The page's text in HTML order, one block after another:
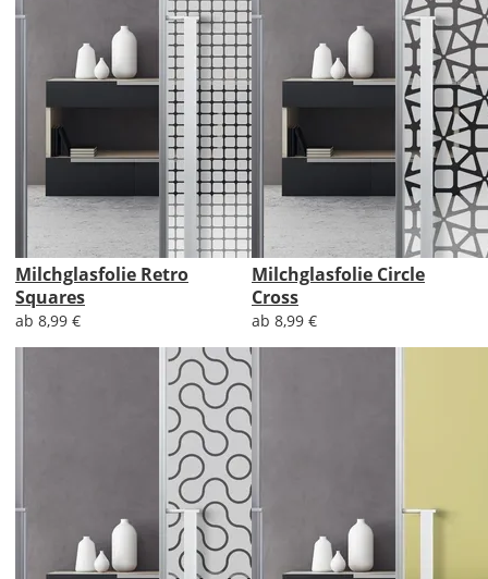
Milchglasfolie Retro
Squares
ab 8,99 €
Milchglasfolie Circle
Cross
ab 8,99 €